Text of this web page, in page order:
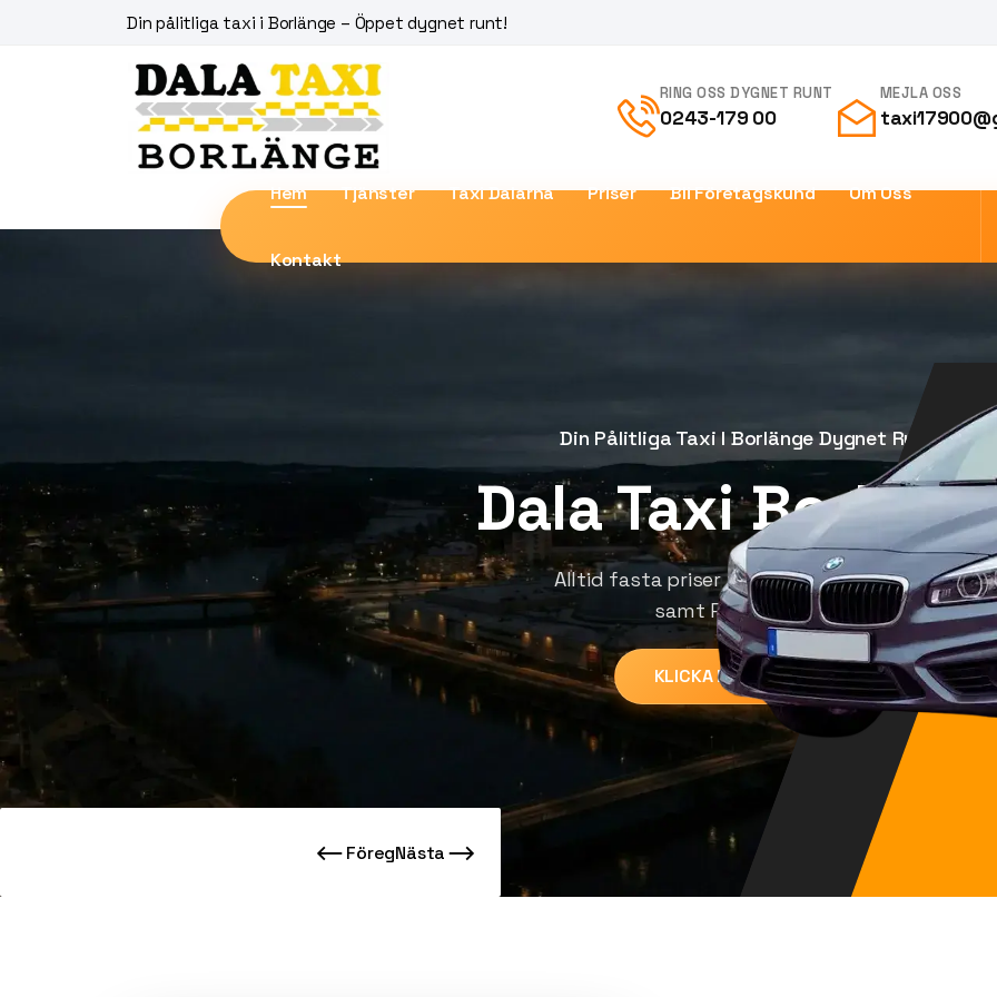
Din pålitliga taxi i Borlänge – Öppet dygnet runt!
RING OSS DYGNET RUNT
0243-179 00
MEJLA OSS
Hem Tjänster Taxi Dalarna Priser Bli Företagskund Om Oss
Kontakt
Din Pålitliga Taxi I Borlänge Dygnet Runt
Dala Taxi
Alltid fasta priser till flyg, tåg och Falun
samt Romme Alpin!
KLICKA FÖR ATT RINGA
FöregNästa